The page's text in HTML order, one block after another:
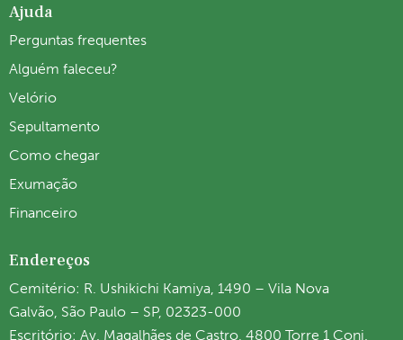
Ajuda
Perguntas frequentes
Alguém faleceu?
Velório
Sepultamento
Como chegar
Exumação
Financeiro
Endereços
Cemitério: R. Ushikichi Kamiya, 1490 – Vila Nova
Galvão, São Paulo – SP, 02323-000
Escritório: Av. Magalhães de Castro, 4800 Torre 1 Conj.